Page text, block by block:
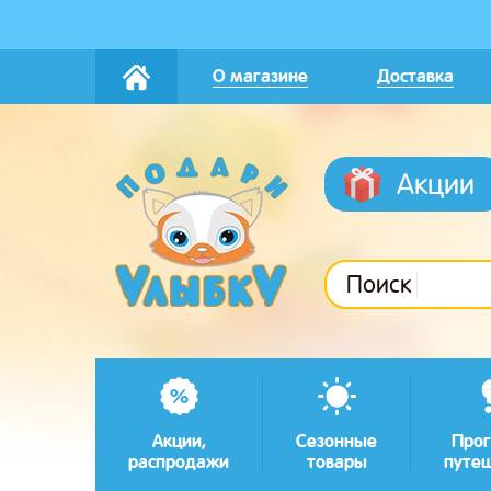
О магазине Доставка
Акции
Поиск
Акции,
распродажи
Сезонные
товары